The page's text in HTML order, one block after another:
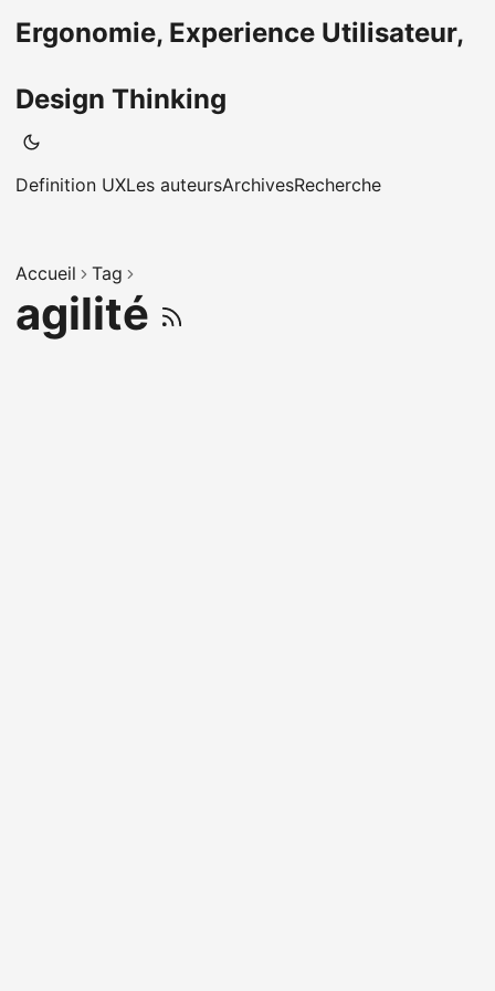
Ergonomie, Experience Utilisateur,
Design Thinking
Definition UXLes auteursArchivesRecherche
Accueil Tag
agilité